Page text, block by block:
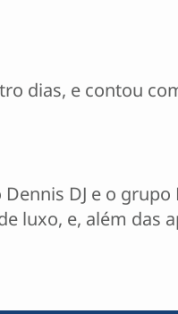
dias, e contou
DJ e o
luxo, e, além das